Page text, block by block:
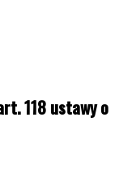
118 ustawy o